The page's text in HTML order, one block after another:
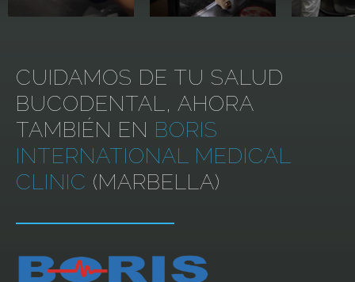
CUIDAMOS DE TU SALUD
BUCODENTAL, AHORA
TAMBIÉN EN BORIS
INTERNATIONAL MEDICAL
CLINIC (MARBELLA)